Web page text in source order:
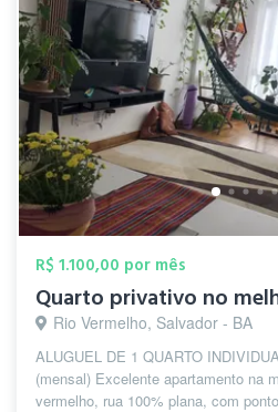
R$ 1.100,00 por mês
Quarto privativo no
Rio Vermelho, Salvador - BA
ALUGUEL DE 1 QUARTO
(mensal) Excelente apartamento na
vermelho, rua 100% plana, com